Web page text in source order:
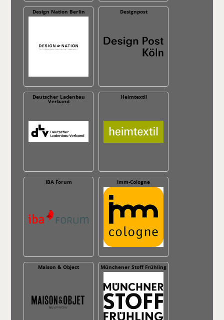
Design Nation Berlin Designpost
Deutscher Ladenbau
Verband
Heimtextil
IBA Forum imm-Cologne
Maison & Object Münchener Stoff Frühling